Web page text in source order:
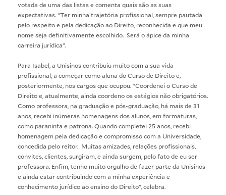
votada de uma das listas e comenta quais são as suas
expectativas. “Ter minha trajetória profissional, sempre pautada
pelo respeito e pela dedicação ao Direito, reconhecida e que meu
nome seja definitivamente escolhido. Será o ápice da minha
carreira jurídica”.
Para Isabel, a Unisinos contribuiu muito com a sua vida
profissional, a começar como aluna do Curso de Direito e,
posteriormente, nos cargos que ocupou. “Coordenei o Curso de
Direito e, atualmente, ainda coordeno os estágios não obrigatórios.
Como professora, na graduação e pós-graduação, há mais de 31
anos, recebi inúmeras homenagens dos alunos, em formaturas,
como paraninfa e patrona. Quando completei 25 anos, recebi
homenagem pela dedicação e compromisso com a Universidade,
concedida pelo reitor. Muitas amizades, relações profissionais,
convites, clientes, surgiram, e ainda surgem, pelo fato de eu ser
professora. Enfim, tenho muito orgulho de fazer parte da Unisinos
e ainda estar contribuindo com a minha experiência e
conhecimento jurídico ao ensino do Direito”, celebra.